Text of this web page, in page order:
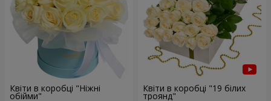
Квіти в коробці "Ніжні
обійми"
Квіти в коробці "19 білих
троянд"